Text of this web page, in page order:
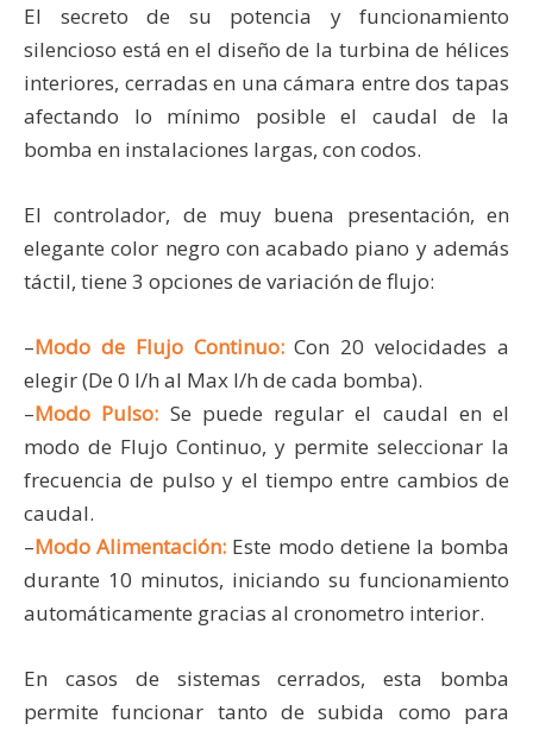
El secreto de su potencia y funcionamiento
silencioso está en el diseño de la turbina de hélices
interiores, cerradas en una cámara entre dos tapas
afectando lo mínimo posible el caudal de la
bomba en instalaciones largas, con codos.
El controlador, de muy buena presentación, en
elegante color negro con acabado piano y además
táctil, tiene 3 opciones de variación de flujo:
–Modo de Flujo Continuo: Con 20 velocidades a
elegir (De 0 l/h al Max l/h de cada bomba).
–Modo Pulso: Se puede regular el caudal en el
modo de Flujo Continuo, y permite seleccionar la
frecuencia de pulso y el tiempo entre cambios de
caudal.
–Modo Alimentación: Este modo detiene la bomba
durante 10 minutos, iniciando su funcionamiento
automáticamente gracias al cronometro interior.
En casos de sistemas cerrados, esta bomba
permite funcionar tanto de subida como para